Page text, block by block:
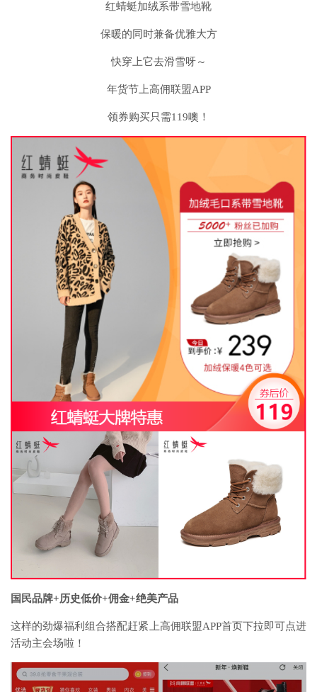
红蜻蜓加绒系带雪地靴
保暖的同时兼备优雅大方
快穿上它去滑雪呀～
年货节上高佣联盟APP
领券购买只需119噢！
国民品牌+历史低价+佣金+绝美产品
这样的劲爆福利组合搭配赶紧上高佣联盟APP首页下拉即可点进
活动主会场啦！